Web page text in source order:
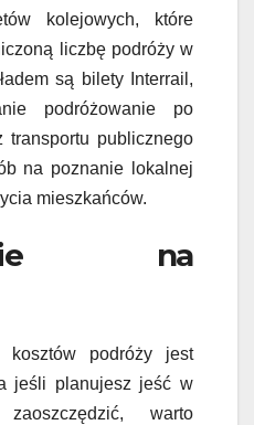
kolejowych, które
liczbę podróży w
są bilety Interrail,
podróżowanie po
transportu publicznego
na poznanie lokalnej
mieszkańców.
na
kosztów podróży jest
jeśli planujesz jeść w
warto